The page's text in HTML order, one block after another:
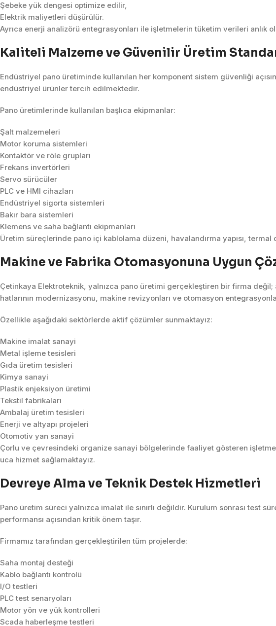
Şebeke yük dengesi optimize edilir,
Elektrik maliyetleri düşürülür.
Ayrıca enerji analizörü entegrasyonları ile işletmelerin tüketim verileri anlık
Kaliteli Malzeme ve Güvenilir Üretim
Endüstriyel pano üretiminde kullanılan her komponent sistem güvenliği
endüstriyel ürünler tercih edilmektedir.
Pano üretimlerinde kullanılan başlıca ekipmanlar:
Şalt malzemeleri
Motor koruma sistemleri
Kontaktör ve röle grupları
Frekans invertörleri
Servo sürücüler
PLC ve HMI cihazları
Endüstriyel sigorta sistemleri
Bakır bara sistemleri
Klemens ve saha bağlantı ekipmanları
Üretim süreçlerinde pano içi kablolama düzeni, havalandırma yapısı,
Makine ve Fabrika Otomasyonuna Uygun
Çetinkaya Elektroteknik, yalnızca pano üretimi gerçekleştiren bir firma değil;
hatlarının modernizasyonu, makine revizyonları ve otomasyon
Özellikle aşağıdaki sektörlerde aktif çözümler sunmaktayız:
Makine imalat sanayi
Metal işleme tesisleri
Gıda üretim tesisleri
Kimya sanayi
Plastik enjeksiyon üretimi
Tekstil fabrikaları
Ambalaj üretim tesisleri
Enerji ve altyapı projeleri
Otomotiv yan sanayi
Çorlu ve çevresindeki organize sanayi bölgelerinde faaliyet gösteren
uca hizmet sağlamaktayız.
Devreye Alma ve Teknik Destek Hizmetleri
Pano üretim süreci yalnızca imalat ile sınırlı değildir. Kurulum sonrası test
performansı açısından kritik önem taşır.
Firmamız tarafından gerçekleştirilen tüm projelerde:
Saha montaj desteği
Kablo bağlantı kontrolü
I/O testleri
PLC test senaryoları
Motor yön ve yük kontrolleri
Scada haberleşme testleri